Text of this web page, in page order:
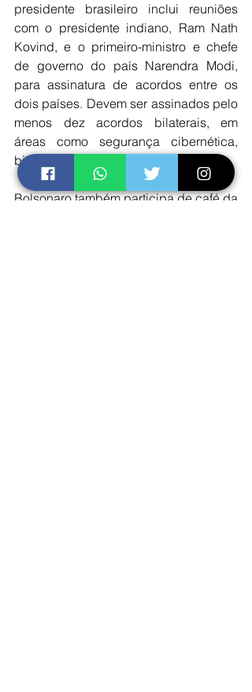
presidente brasileiro inclui reuniões
com o presidente indiano, Ram Nath
Kovind, e o primeiro-ministro e chefe
de governo do país Narendra Modi,
para assinatura de acordos entre os
dois países. Devem ser assinados pelo
menos dez acordos bilaterais, em
áreas como segurança cibernética,
bioenergia e saúde.
Bolsonaro também participa de café da